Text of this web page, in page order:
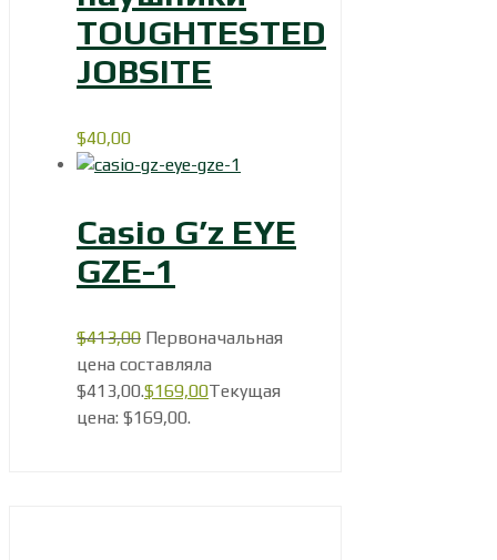
TOUGHTESTED
JOBSITE
$40,00
Casio G’z EYE
GZE-1
$413,00 Первоначальная
цена составляла
$413,00.$169,00Текущая
цена: $169,00.